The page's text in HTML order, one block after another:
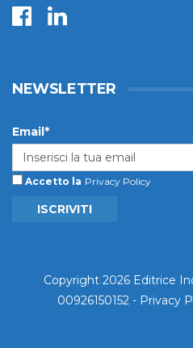
NEWSLETTER
Email*
Accetto la Privacy Policy
ISCRIVITI
Copyright 2026 Editrice
00926150152 - Privacy